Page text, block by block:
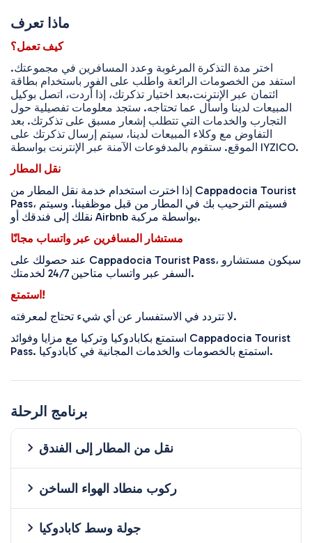
ماذا تعرف
كيف تعمل؟
اختر مدة التذكرة المرغوبة وعدد المسافرين في مجموعتك.
استفد من الخصومات الرائعة واطلب على الفور باستخدام بطاقة
ائتمان عبر الإنترنت.بعد اختيار تذكرتك، إذا أردت، اتصل بوكيل
المبيعات لدينا واسأل عما تحتاجه. ستجد معلومات تفصيلية حول
التجارب والخدمات التي تتطلب إشعار مسبق على تذكرتك. بعد
التفاوض مع وكلاء المبيعات لدينا، سيتم إرسال تذكرتك على
الموقع. ستقوم بالمدفوعات الآمنة عبر الإنترنت بواسطة IYZICO.
نقل المطار
إذا اخترت استخدام خدمة نقل المطار من Cappadocia Tourist
Pass، فسيتم الترحيب بك في المطار من قبل موظفينا. وسيتم
نقلك إلى فندقك أو Airbnb بواسطة مركبة.
مستشار المسافرين عبر واتساب مجانًا
عند حصولك على Cappadocia Tourist Pass، سيكون مستشارو
السفر عبر واتساب متاحين 24/7 لخدمتك.
استمتع!
لا تتردد في الاستفسار عن أي شيء تحتاج لمعرفته.
استمتع بكابادوكيا وتركيا مع مزايا وفوائد Cappadocia Tourist
Pass. استمتع بالخصومات والخدمات المجانية في كابادوكيا.
برنامج الرحلة
نقل من المطار إلى الفندق
ركوب منطاد الهواء الساخن
جولة وسط كابادوكيا